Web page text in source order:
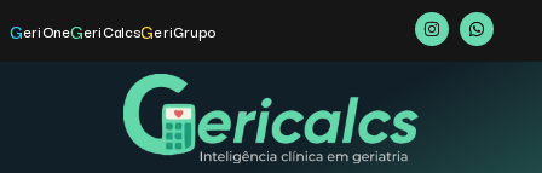
GeriOneGeriCalcsGeriGrupo